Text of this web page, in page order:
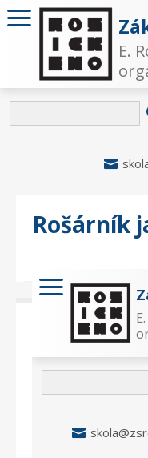
E.

Rošárník